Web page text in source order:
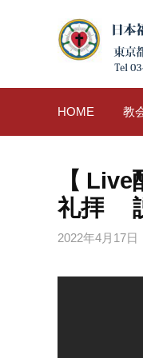
HOME 教
【
礼拝
2022年4月17日